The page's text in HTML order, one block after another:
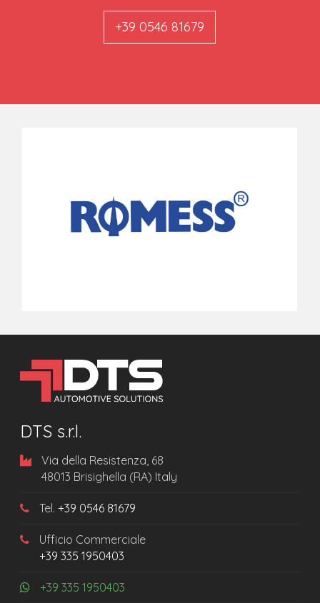
+39 0546 81679
DTS s.r.l.
Via della Resistenza, 68
48013 Brisighella (RA) Italy
Tel.+39 0546 81679
Ufficio Commerciale
+39 335 1950403
+39 335 1950403